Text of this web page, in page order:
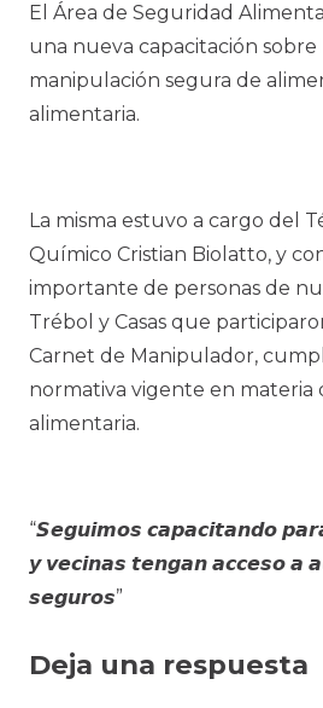
El Área de Seguridad
una nueva capacitación
manipulación segura de
alimentaria.
La misma estuvo a cargo del
Químico Cristian Biolatto, y
importante de personas de
Trébol y Casas que
Carnet de Manipulador,
normativa vigente en materia
alimentaria.
“𝙎𝙚𝙜𝙪𝙞𝙢𝙤𝙨 𝙘𝙖𝙥𝙖𝙘𝙞𝙩𝙖𝙣𝙙𝙤
𝙮 𝙫𝙚𝙘𝙞𝙣𝙖𝙨 𝙩𝙚𝙣𝙜𝙖𝙣 𝙖𝙘𝙘𝙚𝙨𝙤 𝙖
𝙨𝙚𝙜𝙪𝙧𝙤𝙨”
Deja una respuesta